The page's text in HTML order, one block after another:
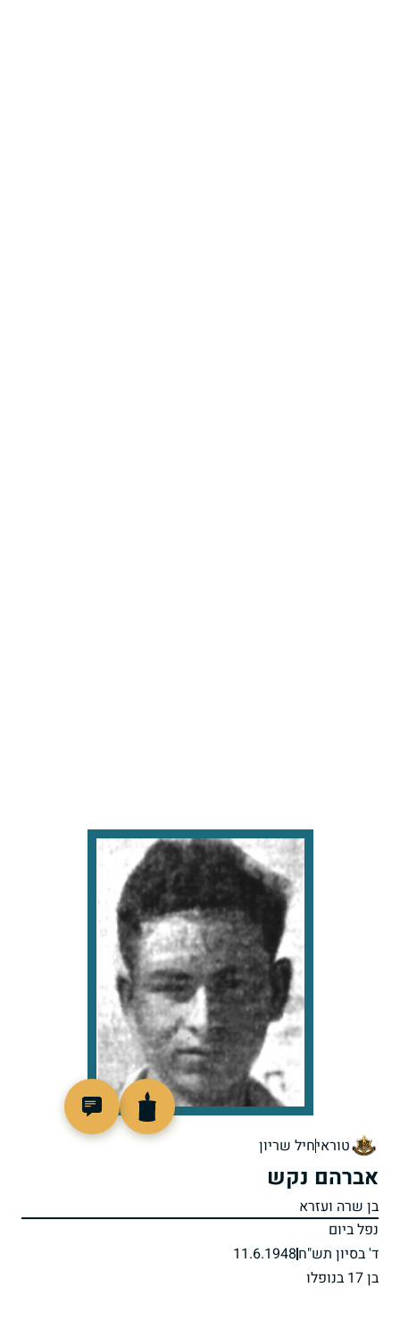
טוראיחיל שריון
אברהם נקש
בן שרה ועזרא
נפל ביום
ד' בסיון תש"ח11.6.1948
בן 17 בנופלו